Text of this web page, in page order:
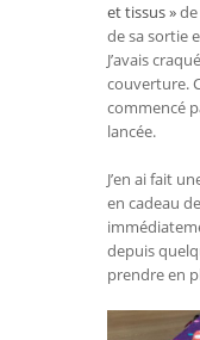
et tissus »
de sa sortie
J’avais
couverture.
commencé
lancée.
J’en ai fait
en cadeau
depuis
prendre en